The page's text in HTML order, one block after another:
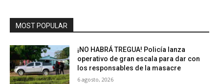
MOST POPULAR
¡NO HABRÁ TREGUA! Policía lanza
operativo de gran escala para dar con
los responsables de la masacre
6 agosto, 2026